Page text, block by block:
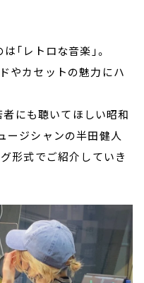
「レトロな音楽」。
やカセットの魅力にハ
者にも聴いてほしい昭和
ージシャンの半田健人
形式でご紹介していき